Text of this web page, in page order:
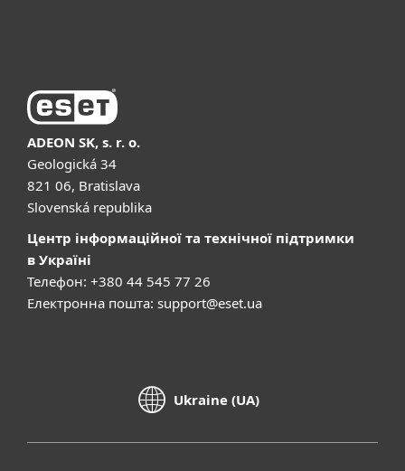
ADEON SK, s. r. o.
Geologická 34
821 06, Bratislava
Slovenská republika
Центр інформаційної та технічної підтримки
в Україні
Телефон: +380 44 545 77 26
Електронна пошта: support@eset.ua
Ukraine (UA)